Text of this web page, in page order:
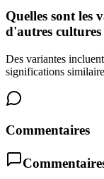
Quelles sont les
d'autres cultures
Des variantes
significations
Commentaires